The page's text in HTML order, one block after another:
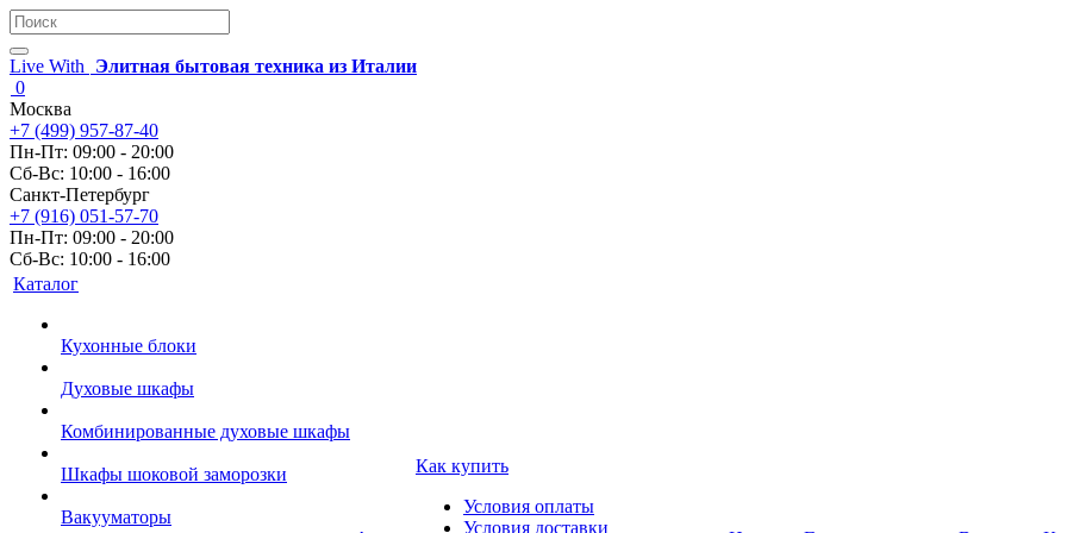
Live With
Элитная бытовая техника из Италии
0
Москва
+7 (499) 957-87-40
Пн-Пт: 09:00 - 20:00
Сб-Вс: 10:00 - 16:00
Санкт-Петербург
+7 (916) 051-57-70
Пн-Пт: 09:00 - 20:00
Сб-Вс: 10:00 - 16:00
Каталог
Кухонные блоки
Духовые шкафы
Комбинированные духовые шкафы
Шкафы шоковой заморозки
Вакууматоры
Как купить
Условия оплаты
Условия доставки